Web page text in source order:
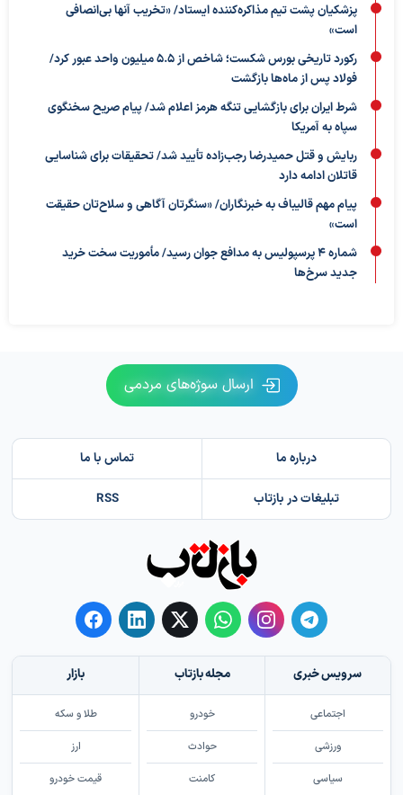
پزشکیان پشت تیم مذاکره‌کننده ایستاد/ «تخریب آنها بی‌انصافی
است»
رکورد تاریخی بورس شکست؛ شاخص از ۵.۵ میلیون واحد عبور کرد/
فولاد پس از ماه‌ها بازگشت
شرط ایران برای بازگشایی تنگه هرمز اعلام شد/ پیام صریح سخنگوی
سپاه به آمریکا
ربایش و قتل حمیدرضا رجب‌زاده تأیید شد/ تحقیقات برای شناسایی
قاتلان ادامه دارد
پیام مهم قالیباف به خبرنگاران/ «سنگرتان آگاهی و سلاح‌تان حقیقت
است»
شماره ۴ پرسپولیس به مدافع جوان رسید/ مأموریت سخت خرید
جدید سرخ‌ها
ارسال سوژه‌های مردمی
درباره ما تماس با ما
تبلیغات در بازتاب RSS
سرویس خبری
اجتماعی
ورزشی
سیاسی
مجله بازتاب
خودرو
حوادث
کامنت
بازار
طلا و سکه
ارز
قیمت خودرو